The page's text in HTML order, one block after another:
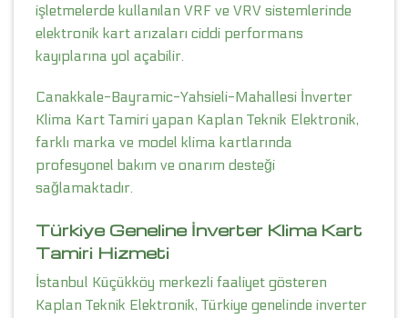
işletmelerde kullanılan VRF ve VRV sistemlerinde
elektronik kart arızaları ciddi performans
kayıplarına yol açabilir.
Canakkale-Bayramic-Yahsieli-Mahallesi İnverter
Klima Kart Tamiri yapan Kaplan Teknik Elektronik,
farklı marka ve model klima kartlarında
profesyonel bakım ve onarım desteği
sağlamaktadır.
Türkiye Geneline İnverter Klima Kart
Tamiri Hizmeti
İstanbul Küçükköy merkezli faaliyet gösteren
Kaplan Teknik Elektronik, Türkiye genelinde inverter